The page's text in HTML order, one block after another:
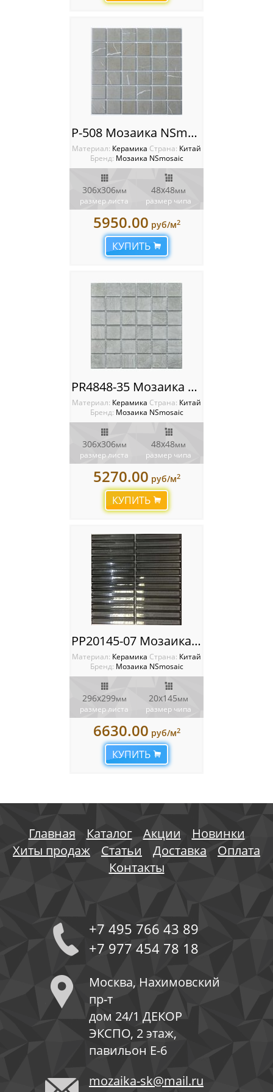
Мозаика Tonomosaic
Мозаика Опера Декора
P-508 Мозаика NSmosaic
Материал: Керамика Cтрана: Китай
Бренд: Мозаика NSmosaic
306x306мм
размер листа
48x48мм
размер чипа
5950.00 руб/м2
КУПИТЬ
PR4848-35 Мозаика NSmosaic
Материал: Керамика Cтрана: Китай
Бренд: Мозаика NSmosaic
306х306мм
размер листа
48х48мм
размер чипа
5270.00 руб/м2
КУПИТЬ
PP20145-07 Мозаика NSmosaic
Материал: Керамика Cтрана: Китай
Бренд: Мозаика NSmosaic
296х299мм
размер листа
20х145мм
размер чипа
6630.00 руб/м2
КУПИТЬ
Главная Каталог Акции
Новинки
Хиты продаж
Статьи Доставка
Оплата
Контакты
+7 495 766 43 89
+7 977 454 78 18
Москва, Нахимовский
пр-т
дом 24/1 ДЕКОР
ЭКСПО, 2 этаж,
павильон Е-6
mozaika-sk@mail.ru